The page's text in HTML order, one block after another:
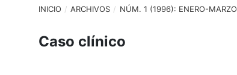
INICIO / ARCHIVOS / NÚM. 1 (1996): ENERO-MARZO
Caso clínico